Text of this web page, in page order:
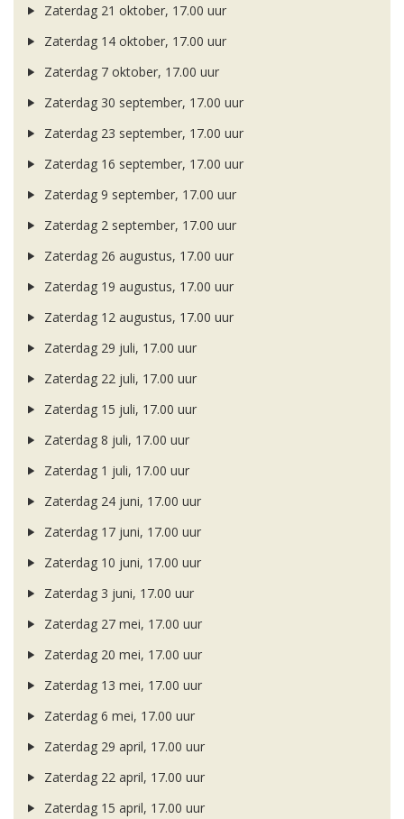
Zaterdag 21 oktober, 17.00 uur
Zaterdag 14 oktober, 17.00 uur
Zaterdag 7 oktober, 17.00 uur
Zaterdag 30 september, 17.00 uur
Zaterdag 23 september, 17.00 uur
Zaterdag 16 september, 17.00 uur
Zaterdag 9 september, 17.00 uur
Zaterdag 2 september, 17.00 uur
Zaterdag 26 augustus, 17.00 uur
Zaterdag 19 augustus, 17.00 uur
Zaterdag 12 augustus, 17.00 uur
Zaterdag 29 juli, 17.00 uur
Zaterdag 22 juli, 17.00 uur
Zaterdag 15 juli, 17.00 uur
Zaterdag 8 juli, 17.00 uur
Zaterdag 1 juli, 17.00 uur
Zaterdag 24 juni, 17.00 uur
Zaterdag 17 juni, 17.00 uur
Zaterdag 10 juni, 17.00 uur
Zaterdag 3 juni, 17.00 uur
Zaterdag 27 mei, 17.00 uur
Zaterdag 20 mei, 17.00 uur
Zaterdag 13 mei, 17.00 uur
Zaterdag 6 mei, 17.00 uur
Zaterdag 29 april, 17.00 uur
Zaterdag 22 april, 17.00 uur
Zaterdag 15 april, 17.00 uur